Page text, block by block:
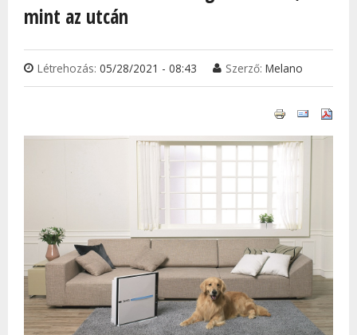
mint az utcán
Létrehozás: 05/28/2021 - 08:43 Szerző: Melano